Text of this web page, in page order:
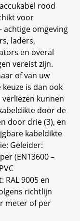
rood
voor
achtige omgeving
laders,
en overal
vereist zijn.
of van uw
is dan ook
kunnen
door de
door drie (3), en
kabeldikte
Geleider:
(EN13600 –
9005 en
richtlijn
meter of per